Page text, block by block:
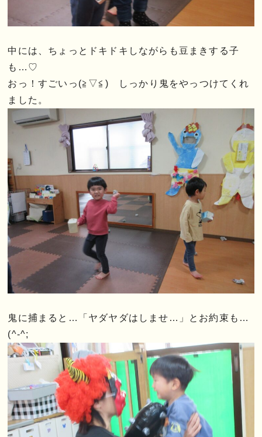
中には、ちょっとドキドキしながらも豆まきする子
も…♡
おっ！すごいっ(≧▽≦) しっかり鬼をやっつけてくれ
ました。
鬼に捕まると…「ヤダヤダはしませ…」とお約束も…
(^-^;